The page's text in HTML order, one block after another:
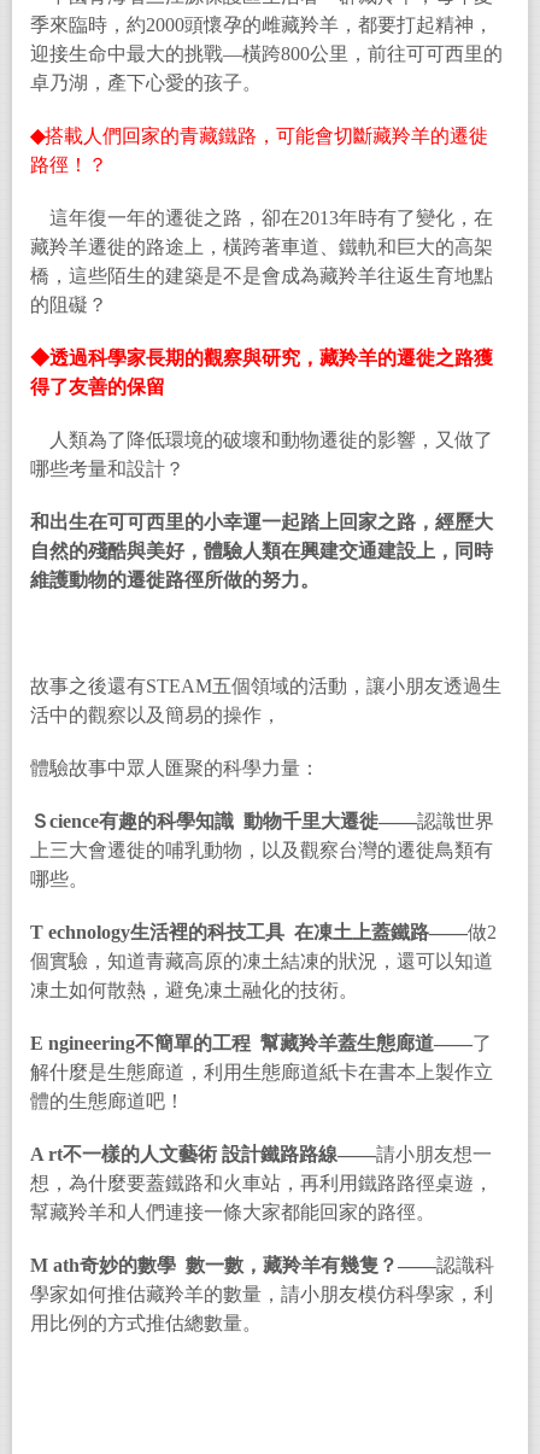
季來臨時，約2000頭懷孕的雌藏羚羊，都要打起精神，
迎接生命中最大的挑戰—橫跨800公里，前往可可西里的
卓乃湖，產下心愛的孩子。
◆搭載人們回家的青藏鐵路，可能會切斷藏羚羊的遷徙
路徑！？
這年復一年的遷徙之路，卻在2013年時有了變化，在
藏羚羊遷徙的路途上，橫跨著車道、鐵軌和巨大的高架
橋，這些陌生的建築是不是會成為藏羚羊往返生育地點
的阻礙？
◆透過科學家長期的觀察與研究，藏羚羊的遷徙之路獲
得了友善的保留
人類為了降低環境的破壞和動物遷徙的影響，又做了
哪些考量和設計？
和出生在可可西里的小幸運一起踏上回家之路，經歷大
自然的殘酷與美好，體驗人類在興建交通建設上，同時
維護動物的遷徙路徑所做的努力。
故事之後還有STEAM五個領域的活動，讓小朋友透過生
活中的觀察以及簡易的操作，
體驗故事中眾人匯聚的科學力量：
Ｓcience有趣的科學知識 動物千里大遷徙——認識世界
上三大會遷徙的哺乳動物，以及觀察台灣的遷徙鳥類有
哪些。
T echnology生活裡的科技工具 在凍土上蓋鐵路——做2
個實驗，知道青藏高原的凍土結凍的狀況，還可以知道
凍土如何散熱，避免凍土融化的技術。
E ngineering不簡單的工程 幫藏羚羊蓋生態廊道——了
解什麼是生態廊道，利用生態廊道紙卡在書本上製作立
體的生態廊道吧！
A rt不一樣的人文藝術 設計鐵路路線——請小朋友想一
想，為什麼要蓋鐵路和火車站，再利用鐵路路徑桌遊，
幫藏羚羊和人們連接一條大家都能回家的路徑。
M ath奇妙的數學 數一數，藏羚羊有幾隻？——認識科
學家如何推估藏羚羊的數量，請小朋友模仿科學家，利
用比例的方式推估總數量。